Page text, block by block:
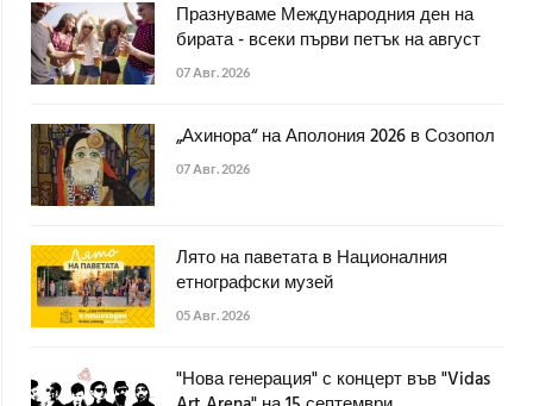
Празнуваме Международния ден на
бирата - всеки първи петък на август
07 Авг. 2026
„Ахинора“ на Аполония 2026 в Созопол
07 Авг. 2026
Лято на паветата в Националния
етнографски музей
05 Авг. 2026
"Нова генерация" с концерт във "Vidas